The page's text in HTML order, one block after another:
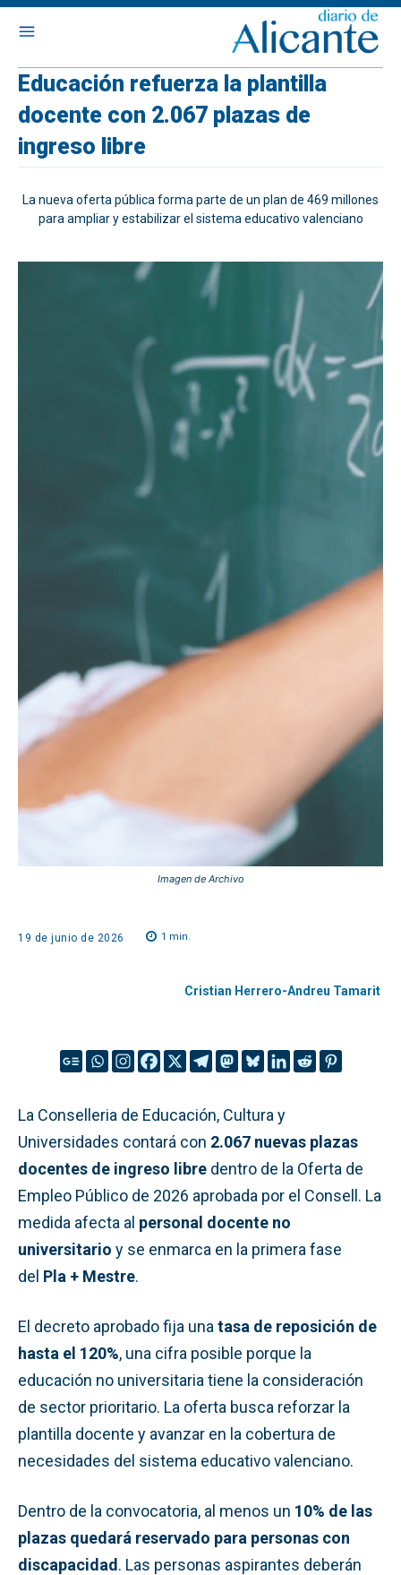
Educación refuerza la plantilla
docente con 2.067 plazas de
ingreso libre
La nueva oferta pública forma parte de un plan de 469 millones
para ampliar y estabilizar el sistema educativo valenciano
Imagen de Archivo
19 de junio de 2026 1 min.
Cristian Herrero-Andreu Tamarit
La Conselleria de Educación, Cultura y
Universidades contará con 2.067 nuevas plazas
docentes de ingreso libre dentro de la Oferta de
Empleo Público de 2026 aprobada por el Consell. La
medida afecta al personal docente no
universitario y se enmarca en la primera fase
del Pla + Mestre.
El decreto aprobado fija una tasa de reposición de
hasta el 120%, una cifra posible porque la
educación no universitaria tiene la consideración
de sector prioritario. La oferta busca reforzar la
plantilla docente y avanzar en la cobertura de
necesidades del sistema educativo valenciano.
Dentro de la convocatoria, al menos un 10% de las
plazas quedará reservado para personas con
discapacidad. Las personas aspirantes deberán